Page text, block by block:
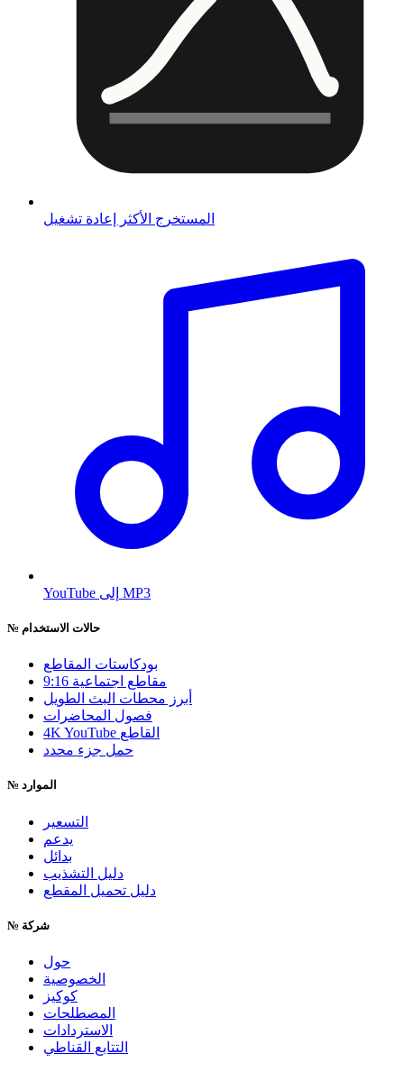
المستخرج الأكثر إعادة تشغيل
YouTube إلى MP3
№ حالات الاستخدام
بودكاستات المقاطع
9:16 مقاطع اجتماعية
أبرز محطات البث الطويل
فصول المحاضرات
4K YouTube القاطع
حمل جزء محدد
№ الموارد
التسعير
يدعم
بدائل
دليل التشذيب
دليل تحميل المقطع
№ شركة
حول
الخصوصية
كوكيز
المصطلحات
الاستردادات
التتابع القناطي